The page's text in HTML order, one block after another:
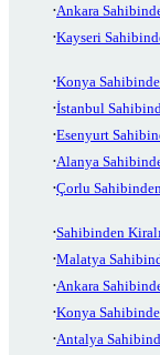
Ankara
Kayseri
Konya
İstanbul
Esenyurt
Alanya
Çorlu
Sahibinden
Malatya
Ankara
Konya
Antalya